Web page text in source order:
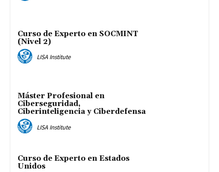
Curso de Experto en SOCMINT
(Nivel 2)
LISA Institute
Máster Profesional en
Ciberseguridad,
Ciberinteligencia y Ciberdefensa
LISA Institute
Curso de Experto en Estados
Unidos